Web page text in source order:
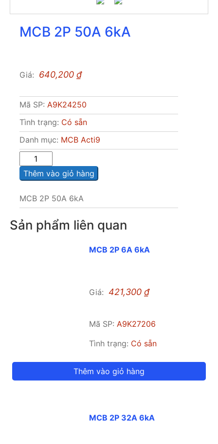
MCB 2P 50A 6kA
Giá: 640,200 ₫
Mã SP: A9K24250
Tình trạng: Có sẵn
Danh mục: MCB Acti9
lượng
Thêm vào giỏ hàng
MCB 2P 50A 6kA
Sản phẩm liên quan
MCB 2P 6A 6kA
Giá: 421,300₫
Mã SP: A9K27206
Tình trạng: Có sẵn
Thêm vào giỏ hàng
MCB 2P 32A 6kA